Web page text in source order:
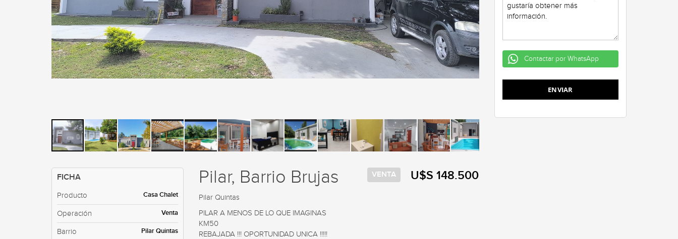
FICHA
Producto Casa Chalet
Operación Venta
Barrio Pilar Quintas
U$S 148.500
VENTA
Pilar, Barrio Brujas
Pilar Quintas
PILAR A MENOS DE LO QUE IMAGINAS
KM50
REBAJADA !!! OPORTUNIDAD UNICA !!!!!
Contactar por WhatsApp